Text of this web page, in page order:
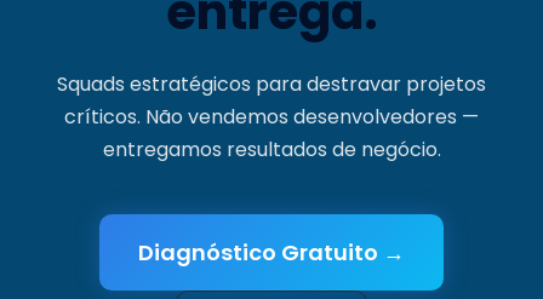
Squads estratégicos para destravar projetos
críticos. Não vendemos desenvolvedores —
entregamos resultados de negócio.
Diagnóstico Gratuito →